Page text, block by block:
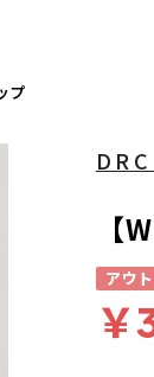
プ
【
アウ
￥